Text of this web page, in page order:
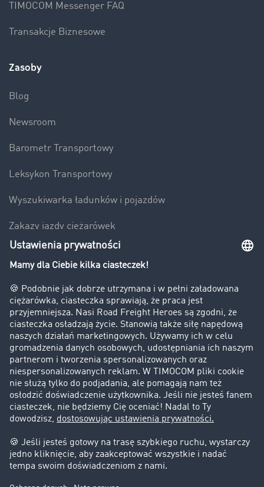
TIMOCOM Messenger FAQ
Transakcje Biznesowe
Zasoby
Blog
Newsroom
Barometr Transportowy
Leksykon Transportowy
Wyszukiwarka ładunków i pojazdów
Zakazy jazdy ciężarówek
Bezpieczeństwo
Firma
Historie sukcesu
Klienci pozyskują nowych klientów
Informacje prawne
Impressum
OWU
Ochrona danych
Ustawienia plików cookies